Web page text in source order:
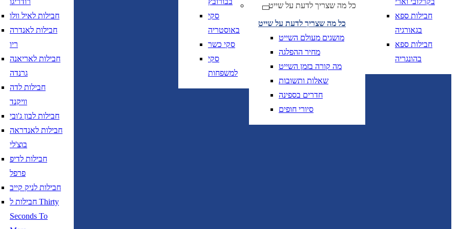
חבילות לאיל וולו
חבילות לאנדרה
ריו
חבילות לאריאנה
גרנדה
חבילות לדה
וויקנד
חבילות לבון ג'ובי
חבילות לאנדראה
בוצ'לי
חבילות לדיפ
פרפל
חבילות לניק קייב
חבילות ל Thirty
Seconds To
סקי
באוסטריה
סקי כשר
סקי
למשפחות
כל מה שצריך לדעת על שייט
כל מה שצריך לדעת על שייט
מושגים מעולם השייט
מחיר ההפלגה
מה קורה בזמן השייט
שאלות ותשובות
חדרים בספינה
סיורי חופים
חבילות ספא
בגאורגיה
חבילות ספא
בהונגריה
תאריך יציאה
נא לוודא בחירת יעד לפני בחירת DD/MM/YYיום בשתי ספרות קו נטוי חודש בשתי ספרות קו נטוי
נא לוודא בחירת יעד לפני בחירת DD/MM/YYיום בשתי ספרות קו נטוי חודש בשתי ספרות קו נטוי
תאריך יציאה,